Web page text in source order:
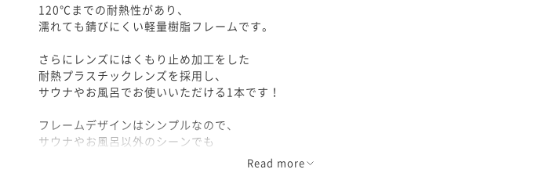
120℃までの耐熱性があり、
濡れても錆びにくい軽量樹脂フレームです。
さらにレンズにはくもり止め加工をした
耐熱プラスチックレンズを採用し、
サウナやお風呂でお使いいただける1本です！
フレームデザインはシンプルなので、
サウナやお風呂以外のシーンでも
Read more